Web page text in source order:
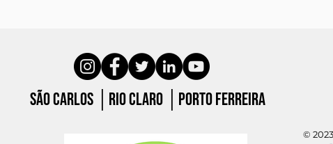
São carlos │Rio claro │porto ferreira
©